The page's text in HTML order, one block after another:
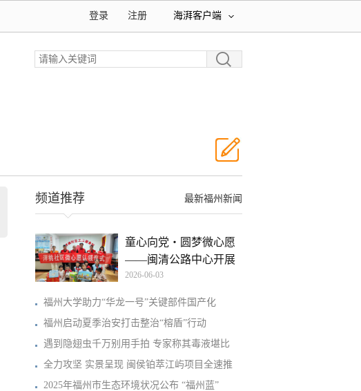
海湃客户端
注册
登录
最新福州新闻
频道推荐
童心向党・圆梦微心愿
——闽清公路中心开展
六
2026-06-03
福州大学助力“华龙一号”关键部件国产化
福州启动夏季治安打击整治“榕盾”行动
遇到隐翅虫千万别用手拍 专家称其毒液堪比
全力攻坚 实景呈现 闽侯铂萃江屿项目全速推
2025年福州市生态环境状况公布 “福州蓝”